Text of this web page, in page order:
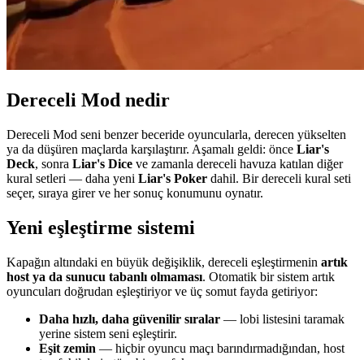
Dereceli Mod nedir
Dereceli Mod seni benzer beceride oyuncularla, derecen yükselten
ya da düşüren maçlarda karşılaştırır. Aşamalı geldi: önce Liar's
Deck, sonra Liar's Dice ve zamanla dereceli havuza katılan diğer
kural setleri — daha yeni Liar's Poker dahil. Bir dereceli kural seti
seçer, sıraya girer ve her sonuç konumunu oynatır.
Yeni eşleştirme sistemi
Kapağın altındaki en büyük değişiklik, dereceli eşleştirmenin artık
host ya da sunucu tabanlı olmaması. Otomatik bir sistem artık
oyuncuları doğrudan eşleştiriyor ve üç somut fayda getiriyor:
Daha hızlı, daha güvenilir sıralar — lobi listesini taramak
yerine sistem seni eşleştirir.
Eşit zemin — hiçbir oyuncu maçı barındırmadığından, host